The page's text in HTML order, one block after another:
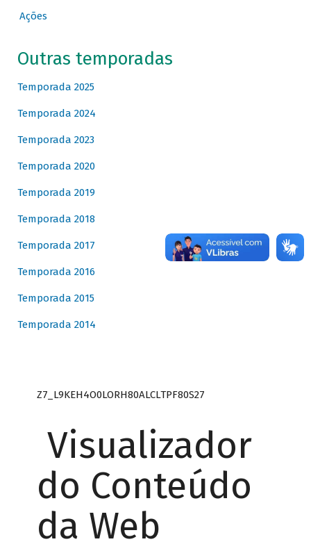
Ações
Outras temporadas
Temporada 2025
Temporada 2024
Temporada 2023
Temporada 2020
Temporada 2019
Temporada 2018
Temporada 2017
Temporada 2016
Temporada 2015
Temporada 2014
Z7_L9KEH4O0LORH80ALCLTPF80S27
Visualizador
do Conteúdo
da Web